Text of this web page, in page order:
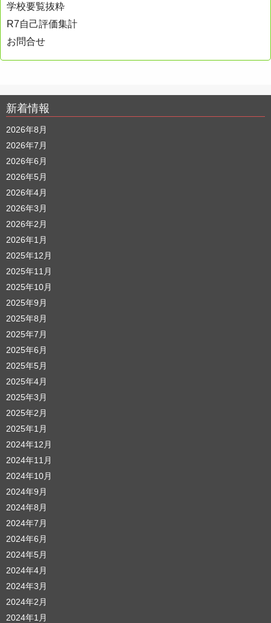
学校要覧抜粋
R7自己評価集計
お問合せ
新着情報
2026年8月
2026年7月
2026年6月
2026年5月
2026年4月
2026年3月
2026年2月
2026年1月
2025年12月
2025年11月
2025年10月
2025年9月
2025年8月
2025年7月
2025年6月
2025年5月
2025年4月
2025年3月
2025年2月
2025年1月
2024年12月
2024年11月
2024年10月
2024年9月
2024年8月
2024年7月
2024年6月
2024年5月
2024年4月
2024年3月
2024年2月
2024年1月